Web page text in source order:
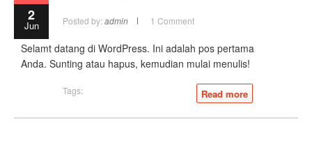
2
Jun Posted by: admin 1 Comment
Selamt datang di WordPress. Ini adalah pos pertama
Anda. Sunting atau hapus, kemudian mulai menulis!
Read more
Tags: